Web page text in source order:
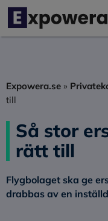
Hoppa
innehåll
Expowera.se »
till
Så stor
rätt till
Flygbolaget ska ge
drabbas av en